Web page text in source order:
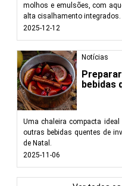
molhos e emulsões, com
alta cisalhamento integrados.
2025-12-12
Notícias
bebidas
Uma chaleira compacta ideal
outras bebidas quentes de
de Natal.
2025-11-06